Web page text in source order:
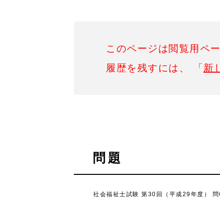
このページは閲覧用ペー
履歴を残すには、 「 新
問題
社会福祉士試験 第30回（平成29年度）